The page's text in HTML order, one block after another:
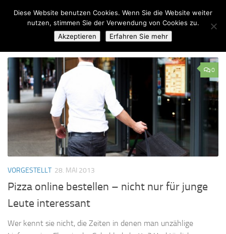
Zum Inhalt springen
SCHLAGWÖRTER:FASTFOOD
0
VORGESTELLT 28. MAI 2013
Pizza online bestellen – nicht nur für junge
Leute interessant
Wer kennt sie nicht, die Zeiten in denen man unzählige
Diese Website benutzen Cookies. Wenn Sie die Website weiter
nutzen, stimmen Sie der Verwendung von Cookies zu.
Akzeptieren
Erfahren Sie mehr